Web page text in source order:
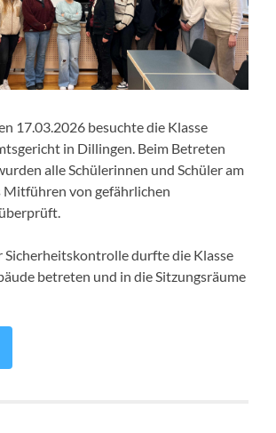
17.03.2026 besuchte die Klasse
in Dillingen. Beim Betreten
alle Schülerinnen und Schüler am
Mitführen von gefährlichen
Sicherheitskontrolle durfte die Klasse
betreten und in die Sitzungsräume